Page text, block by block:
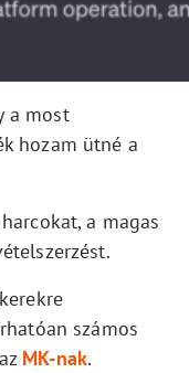
a most
hozam ütné a
a magas
számos
MK-nak.